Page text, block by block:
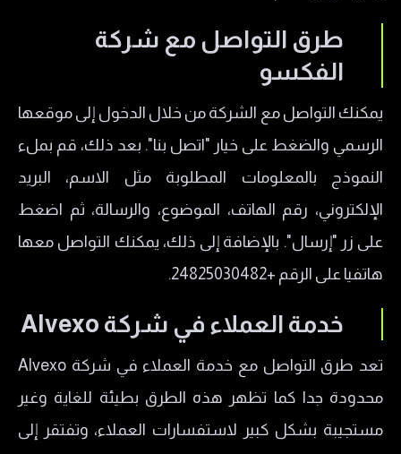
طرق التواصل مع شركة
الفكسو
يمكنك التواصل مع الشركة من خلال الدخول إلى موقعها
الرسمي والضغط على خيار "اتصل بنا". بعد ذلك، قم بملء
النموذج بالمعلومات المطلوبة مثل الاسم، البريد
الإلكتروني، رقم الهاتف، الموضوع، والرسالة، ثم اضغط
على زر "إرسال". بالإضافة إلى ذلك، يمكنك التواصل معها
هاتفيا على الرقم +24825030482.
خدمة العملاء في شركة Alvexo
تعد طرق التواصل مع خدمة العملاء في شركة Alvexo
محدودة جدا كما تظهر هذه الطرق بطيئة للغاية وغير
مستجيبة بشكل كبير لاستفسارات العملاء، وتفتقر إلى